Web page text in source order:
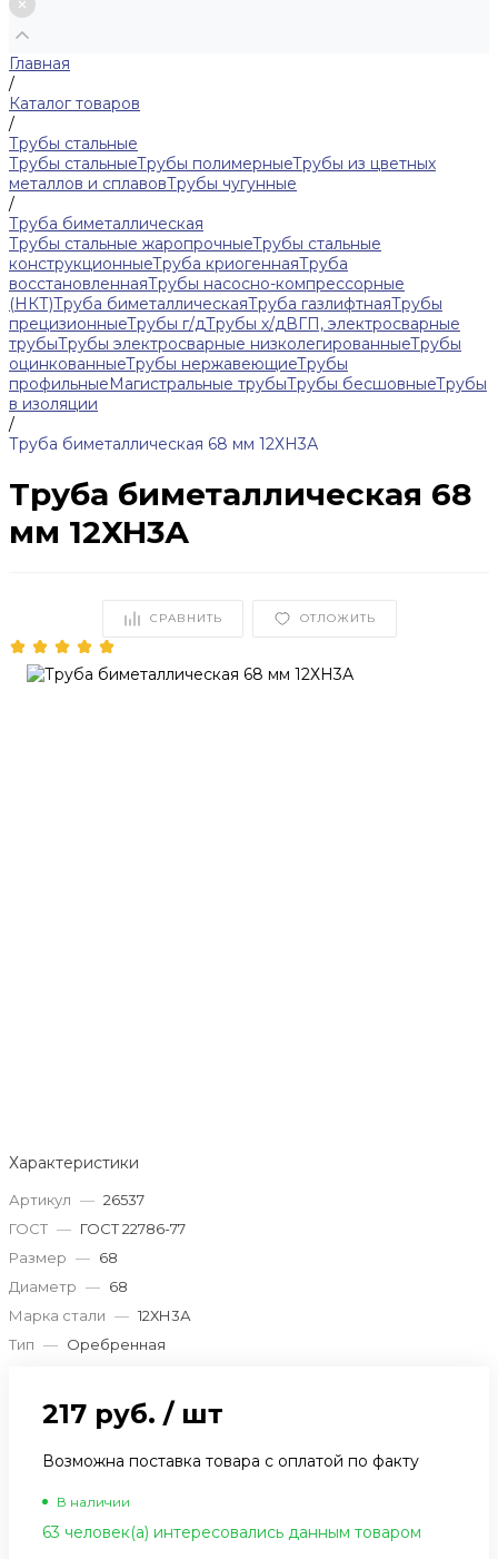
Главная
/
Каталог товаров
/
Трубы стальные
Трубы стальныеТрубы полимерныеТрубы из цветных
металлов и сплавовТрубы чугунные
/
Труба биметаллическая
Трубы стальные жаропрочныеТрубы стальные
конструкционныеТруба криогеннаяТруба
восстановленнаяТрубы насосно-компрессорные
(НКТ)Труба биметаллическаяТруба газлифтнаяТрубы
прецизионныеТрубы г/дТрубы х/дВГП, электросварные
трубыТрубы электросварные низколегированныеТрубы
оцинкованныеТрубы нержавеющиеТрубы
профильныеМагистральные трубыТрубы бесшовныеТрубы
в изоляции
/
Труба биметаллическая 68 мм 12ХН3А
Труба биметаллическая 68
мм 12ХН3А
СРАВНИТЬ ОТЛОЖИТЬ
Характеристики
Артикул — 26537
ГОСТ — ГОСТ 22786-77
Размер — 68
Диаметр — 68
Марка стали — 12ХН3А
Тип — Оребренная
217 руб. / шт
Возможна поставка товара с оплатой по факту
В наличии
63 человек(а) интересовались данным товаром